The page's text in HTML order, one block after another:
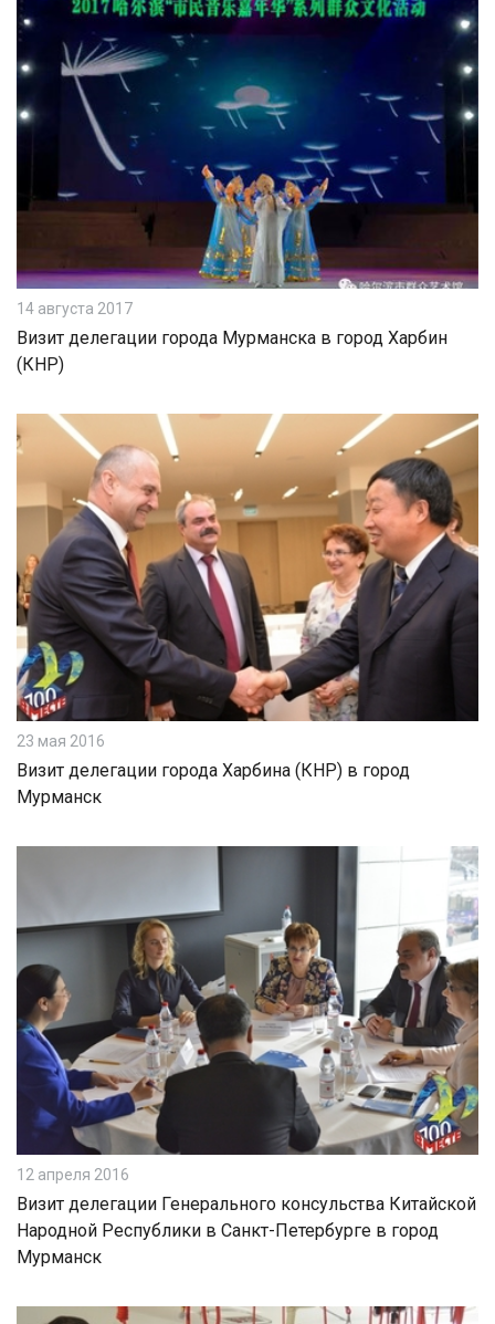
14 августа 2017
Визит делегации города Мурманска в город Харбин
(КНР)
23 мая 2016
Визит делегации города Харбина (КНР) в город
Мурманск
12 апреля 2016
Визит делегации Генерального консульства Китайской
Народной Республики в Санкт-Петербурге в город
Мурманск